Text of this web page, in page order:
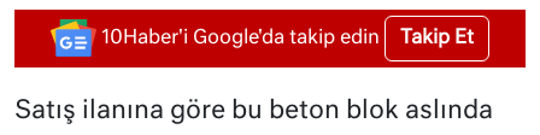
10Haber'i Google'da takip edin Takip Et
Satış ilanına göre bu beton blok aslında